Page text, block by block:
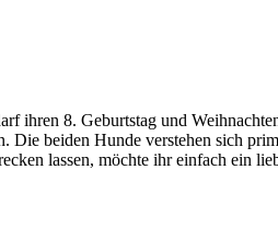
ihren 8. Geburtstag und
beiden Hunde verstehen sich
lassen, möchte ihr einfach ein